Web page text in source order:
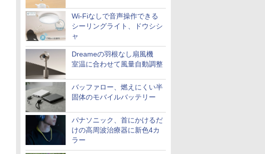
Wi-Fiなしで音声操作できる
シーリングライト、ドウシシ
ャ
Dreameの羽根なし扇風機
室温に合わせて風量自動調整
バッファロー、燃えにくい半
固体のモバイルバッテリー
パナソニック、首にかけるだ
けの高周波治療器に新色4カ
ラー